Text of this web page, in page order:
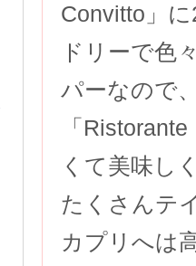
Convitto」
ドリーで色
パーなので
「
くて美味し
たくさんテ
カプリへは